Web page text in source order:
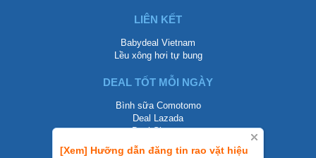
[Xem] Hưỡng dẫn đăng tin rao vặt hiệu
LIÊN KẾT
Babydeal Vietnam
Lều xông hơi tự bung
DEAL TỐT MỖI NGÀY
Bình sữa Comotomo
Deal Lazada
Deal Shopee